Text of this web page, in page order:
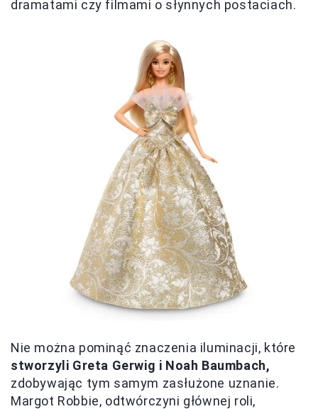
dramatami czy filmami o słynnych postaciach.
Nie można pominąć znaczenia iluminacji, które
stworzyli Greta Gerwig i Noah Baumbach,
zdobywając tym samym zasłużone uznanie.
Margot Robbie, odtwórczyni głównej roli,